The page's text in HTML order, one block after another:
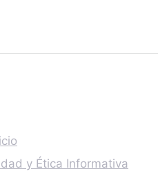
y Ética Informativa